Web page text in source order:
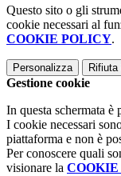
Questo sito o gli
cookie necessari al
COOKIE POLICY.
Personalizza Rifiuta
Gestione cookie
In questa schermata è
I cookie necessari
piattaforma e non è
Per conoscere quali
visionare la